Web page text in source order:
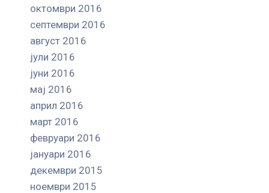
октомври 2016
септември 2016
август 2016
јули 2016
јуни 2016
мај 2016
април 2016
март 2016
февруари 2016
јануари 2016
декември 2015
ноември 2015